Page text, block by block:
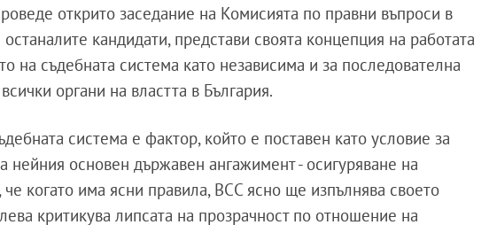
открито заседание на Комисията по правни въпроси в
кандидати, представи своята концепция на работата
на съдебната система като независима и за последователна
органи на властта в България.
система е фактор, който е поставен като условие за
нейния основен държавен ангажимент - осигуряване на
когато има ясни правила, ВСС ясно ще изпълнява своето
критикува липсата на прозрачност по отношение на